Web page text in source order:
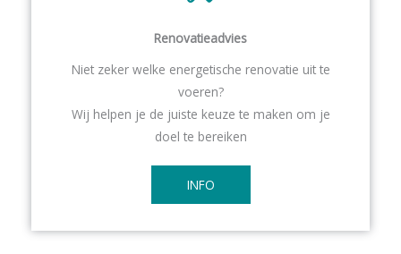
Renovatieadvies
Niet zeker welke energetische renovatie uit te
voeren?
Wij helpen je de juiste keuze te maken om je
doel te bereiken
INFO